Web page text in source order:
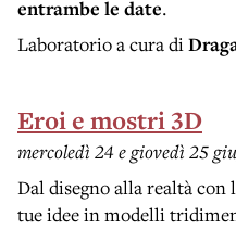
entrambe le date.
Laboratorio a cura di
Eroi e mostri 3D
mercoledì 24 e giovedì 25
Dal disegno alla realtà
tue idee in modelli